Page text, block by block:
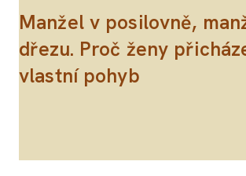
Manžel v posilovně,
dřezu. Proč ženy
vlastní pohyb